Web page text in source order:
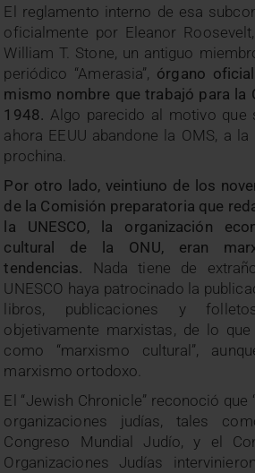
El reglamento interno de esa
oficialmente por Eleanor
William T. Stone, un antiguo
periódico “Amerasia”, órgano
mismo nombre que trabajó para la
1948. Algo parecido al motivo que
ahora EEUU abandone la OMS, a
prochina.
Por otro lado, veintiuno de los
de la Comisión preparatoria que
la UNESCO, la organización
cultural de la ONU, eran
tendencias. Nada tiene de
UNESCO haya patrocinado la
libros, publicaciones y
objetivamente marxistas, de lo
como “marxismo cultural”,
marxismo ortodoxo.
El “Jewish Chronicle” reconoció
organizaciones judías, tales
Congreso Mundial Judío, y el
Organizaciones Judías